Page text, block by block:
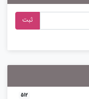
ثبت
512